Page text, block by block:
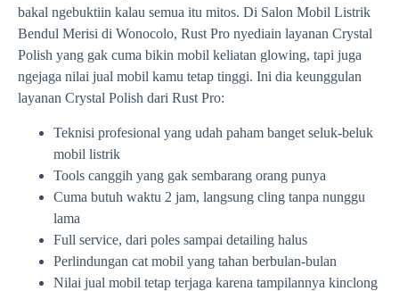
bakal ngebuktiin kalau semua itu mitos. Di Salon Mobil Listrik
Bendul Merisi di Wonocolo, Rust Pro nyediain layanan Crystal
Polish yang gak cuma bikin mobil keliatan glowing, tapi juga
ngejaga nilai jual mobil kamu tetap tinggi. Ini dia keunggulan
layanan Crystal Polish dari Rust Pro:
Teknisi profesional yang udah paham banget seluk-beluk
mobil listrik
Tools canggih yang gak sembarang orang punya
Cuma butuh waktu 2 jam, langsung cling tanpa nunggu
lama
Full service, dari poles sampai detailing halus
Perlindungan cat mobil yang tahan berbulan-bulan
Nilai jual mobil tetap terjaga karena tampilannya kinclong